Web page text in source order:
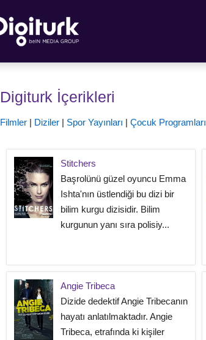
Digiturk İçerikleri
Filmler | Diziler | Spor Yayınları | Çocuk Programları
Stitchers
Başrolünü güzel oyuncu Emma
Ishta'nın üstlendiği bu dizi bir
bilim kurgu dizisidir. Bilim
kurgunun yanı sıra polisiy...
Angie Tribeca
Dizide dedektif Angie Tribecanın
hayatı anlatılmaktadır. Angie
Tribeca, etrafında ki kişiler